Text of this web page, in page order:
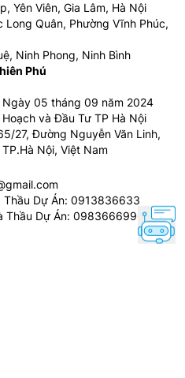
Yên Viên, Gia Lâm, Hà Nội
Quân, Phường Vĩnh Phúc,
Ninh Phong, Ninh Bình
Phú
05 tháng 09 năm 2024
và Đầu Tư TP Hà Nội
27, Đường Nguyễn Văn Linh,
Nội, Việt Nam
Thầu Dự Án: 0913836633
Thầu Dự Án: 0983666996